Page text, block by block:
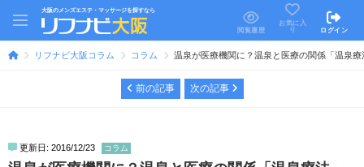
大阪のメンズエステ・マッサージを探すなら
閲覧履歴
お気に入
り
ログイン
リフナビ大阪コラム コラム 温泉が医療機関に？温泉と医療の関係「温泉療
前の記事 次の記事
更新日: 2016/12/23 コラム